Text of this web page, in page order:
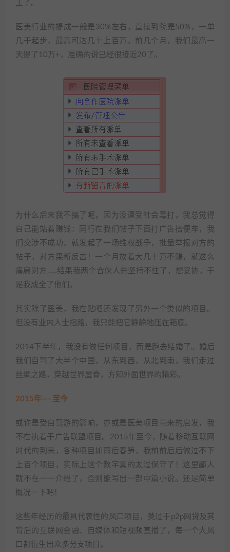
工了。
医美行业的提成一般是30%左右，直接到院是50%，一单
几千起步，最高可达几十上百万。前几个月，我们最高一
天提了10万+，准确的说已经很接近20了。
为什么后来我不搞了呢，因为没遭受社会毒打，我总觉得
自己能站着赚钱：同行在我们帖子下面打广告搭便车，我
们交涉不成功，就发起了一场维权战争，批量举报对方的
帖子，对方果断反击！一个月放着大几十万不赚，就这么
痛扁对方…..结果我两个合伙人先坚持不住了，想妥协，于
是我成全了他们。
其实除了医美，我在贴吧还发现了另外一个类似的项目。
但没有业内人士指路，我只能把它静静地压在箱底。
2014下半年，我没有做任何项目，而是跑去结婚了。婚后
我们自驾了大半个中国，从东到西，从北到南，我们走过
丝绸之路，穿越世界屋脊，方知外面世界的精彩。
2015年—–至今
或许是受自驾游的影响，亦或是医美项目带来的启发，我
不在执着于广告联盟项目。2015年至今，随着移动互联网
时代的到来，各种项目如雨后春笋，我前前后后做过不下
上百个项目，实际上这个数字真的太过保守了！这里鄙人
就不在一一介绍了，否则能写出一部中篇小说。还是简单
概况一下吧！
这些年经历的最具代表性的风口项目，莫过于p2p网贷及其
背后的互联网金融、自媒体和短视频直播了，每一个大风
口都衍生出众多分支项目。